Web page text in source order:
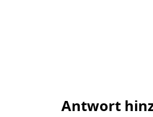
Antwort